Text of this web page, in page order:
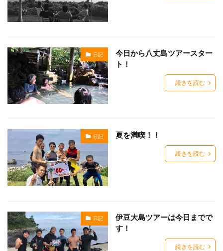
日記
今日から八丈島ツアースター
ト！
続きを読む
日記 夏を満喫！！
続きを読む
日記
伊豆大島ツアーは今日までで
す！
続きを読む